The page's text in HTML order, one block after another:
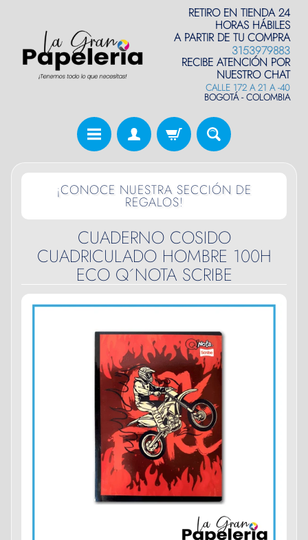
RETIRO EN TIENDA 24
HORAS HÁBILES
A PARTIR DE TU COMPRA
3153979883
RECIBE ATENCIÓN POR
NUESTRO CHAT
CALLE 172 A 21 A -40
BOGOTÁ - COLOMBIA
¡CONOCE NUESTRA SECCIÓN DE
REGALOS!
CUADERNO COSIDO
CUADRICULADO HOMBRE 100H
ECO Q´NOTA SCRIBE